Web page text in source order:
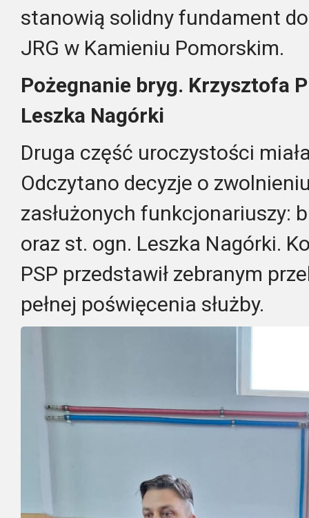
stanowią solidny fundament
JRG w Kamieniu Pomorskim.
Pożegnanie bryg. Krzysztofa
Leszka Nagórki
Druga część uroczystości
Odczytano decyzje o
zasłużonych funkcjonariuszy:
oraz st. ogn. Leszka Nagórki.
PSP przedstawił zebranym
pełnej poświęcenia służby.